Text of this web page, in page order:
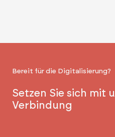
Bereit für die Digitalisierung?
Setzen Sie sich mit
Verbindung